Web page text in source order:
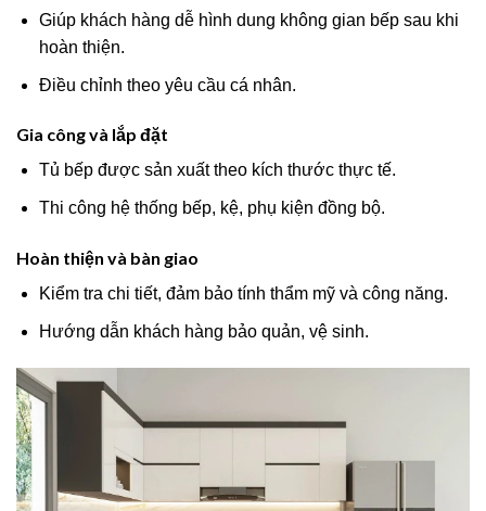
Giúp khách hàng dễ hình dung không gian bếp sau khi
hoàn thiện.
Điều chỉnh theo yêu cầu cá nhân.
Gia công và lắp đặt
Tủ bếp được sản xuất theo kích thước thực tế.
Thi công hệ thống bếp, kệ, phụ kiện đồng bộ.
Hoàn thiện và bàn giao
Kiểm tra chi tiết, đảm bảo tính thẩm mỹ và công năng.
Hướng dẫn khách hàng bảo quản, vệ sinh.